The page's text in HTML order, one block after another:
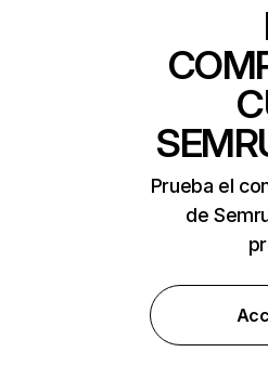
Prueba el
de